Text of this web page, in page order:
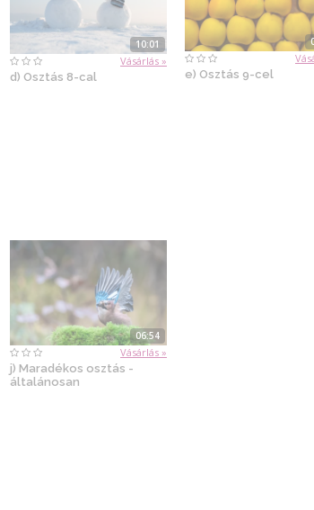
10:01
Vásárlás »
d) Osztás 8-cal
e) Osztás 9-cel
06:54
Vásárlás »
j) Maradékos osztás -
általánosan